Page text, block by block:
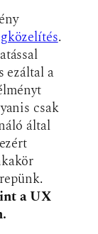
.
ezáltal a
csak
által
a UX